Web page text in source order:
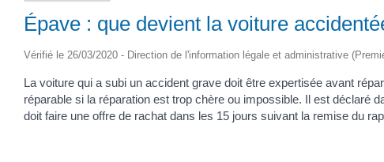
Épave : que devient la voiture
Vérifié le 26/03/2020 - Direction de l'information légale et administrative
La voiture qui a subi un accident grave doit être expertisée avant
réparable si la réparation est trop chère ou impossible. Il est déclaré
doit faire une offre de rachat dans les 15 jours suivant la remise du